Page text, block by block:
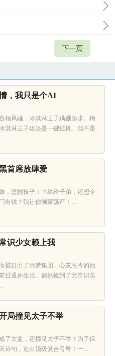
下一页
，我只是个AI
领风骚，冰淇淋王子蹒跚起步。梅
淇淋王子雄起是一键挂机。我不是
首席放肆爱
，堕她孩子！？纨绔子弟，还想企
有钱？我让你倾家荡产！...
识少女赖上我
被赶出了清梦集团。心灰意冷的他
过退休生活。偶然捡到了无常识美
局撞见太子不举
了太监，还撞见太子不举？为了保
诗句，造出顶级复合弓弩！一...